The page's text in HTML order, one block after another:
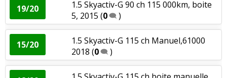
15/20
1.5 Skyactiv-G MHEV 24V 90 ch
Homura 2022 man(0)
18.5/20
1.5 Skyactiv-G 90 ch finition sélection
livré(0)
19/20
1.5 Skyactiv-G 90 ch 115 000km, boite
5, 2015 (0 )
15/20
1.5 Skyactiv-G 115 ch Manuel,61000
2018 (0 )